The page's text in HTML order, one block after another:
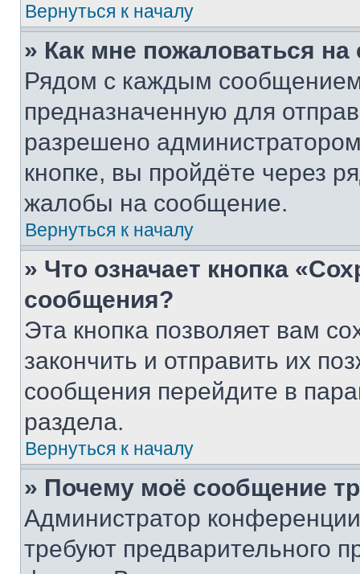
Вернуться к началу
» Как мне пожаловаться
Рядом с каждым сообщением
предназначенную для
разрешено
кнопке, вы пройдёте через
жалобы на сообщение.
Вернуться к началу
» Что означает кнопка
сообщения?
Эта кнопка позволяет вам
закончить и отправить их
сообщения перейдите в
раздела.
Вернуться к началу
» Почему моё сообщение
Администратор
требуют предварительного